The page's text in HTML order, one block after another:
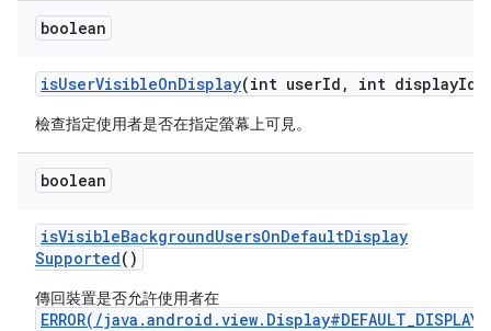
boolean
isUserVisibleOnDisplay(int userId , int displayId)
檢查指定使用者是否在指定螢幕上可見。
boolean
isVisibleBackgroundUsersOnDefaultDisplay
Supported()
傳回裝置是否允許使用者在
ERROR(/java.android.view.Display#DEFAULT_DISPLAY)